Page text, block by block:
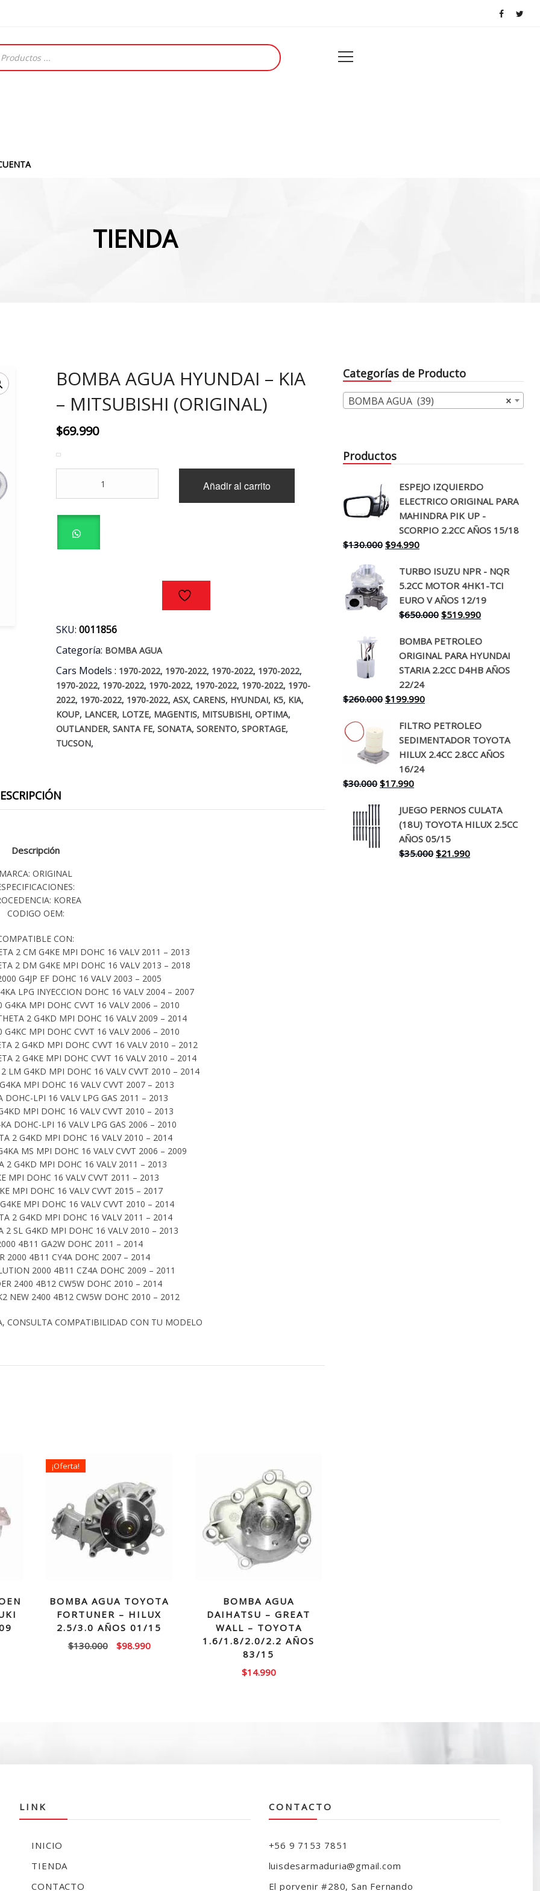
TIENDA
BOMBA AGUA HYUNDAI – KIA
– MITSUBISHI (ORIGINAL)
$69.990
HYUNDAI
-
MITSUBISHI
Añadir al carrito
SKU:0011856
Categoría: BOMBA AGUA
Cars Models : 1970-2022, 1970-2022, 1970-2022, 1970-2022,
1970-2022, 1970-2022, 1970-2022, 1970-2022, 1970-2022, 1970-
2022, 1970-2022, 1970-2022,ASX,CARENS, HYUNDAI, K5, KIA,
KOUP, LANCER, LOTZE, MAGENTIS, MITSUBISHI,OPTIMA,
OUTLANDER,SANTA FE,SONATA,SORENTO,SPORTAGE,
TUCSON,
Descripción
ORIGINAL
KOREA
CODIGO OEM:
CON:
2 CM G4KE MPI DOHC 16 VALV 2011 – 2013
2 DM G4KE MPI DOHC 16 VALV 2013 – 2018
G4JP EF DOHC 16 VALV 2003 – 2005
LPG INYECCION DOHC 16 VALV 2004 – 2007
MPI DOHC CVVT 16 VALV 2006 – 2010
2 G4KD MPI DOHC 16 VALV 2009 – 2014
MPI DOHC CVVT 16 VALV 2006 – 2010
2 G4KD MPI DOHC CVVT 16 VALV 2010 – 2012
2 G4KE MPI DOHC CVVT 16 VALV 2010 – 2014
LM G4KD MPI DOHC 16 VALV CVVT 2010 – 2014
MPI DOHC 16 VALV CVVT 2007 – 2013
DOHC-LPI 16 VALV LPG GAS 2011 – 2013
MPI DOHC 16 VALV CVVT 2010 – 2013
DOHC-LPI 16 VALV LPG GAS 2006 – 2010
2 G4KD MPI DOHC 16 VALV 2010 – 2014
MS MPI DOHC 16 VALV CVVT 2006 – 2009
2 G4KD MPI DOHC 16 VALV 2011 – 2013
MPI DOHC 16 VALV CVVT 2011 – 2013
MPI DOHC 16 VALV CVVT 2015 – 2017
MPI DOHC 16 VALV CVVT 2010 – 2014
2 G4KD MPI DOHC 16 VALV 2011 – 2014
2 SL G4KD MPI DOHC 16 VALV 2010 – 2013
4B11 GA2W DOHC 2011 – 2014
2000 4B11 CY4A DOHC 2007 – 2014
2000 4B11 CZ4A DOHC 2009 – 2011
2400 4B12 CW5W DOHC 2010 – 2014
NEW 2400 4B12 CW5W DOHC 2010 – 2012
CONSULTA COMPATIBILIDAD CON TU MODELO
¡Oferta!
BOMBA AGUA TOYOTA
FORTUNER – HILUX
2.5/3.0 AÑOS 01/15
$130.000
El
$98.990El
BOMBA AGUA
DAIHATSU – GREAT
WALL – TOYOTA
1.6/1.8/2.0/2.2 AÑOS
83/15
$14.990
Categorías de Producto
×
BOMBA AGUA (39)
Productos
ESPEJO IZQUIERDO
ELECTRICO ORIGINAL PARA
MAHINDRA PIK UP -
SCORPIO 2.2CC AÑOS 15/18
$130.000 El
original
era:
$130.000.
$94.990El
actual
es:
$94.990.
TURBO ISUZU NPR - NQR
5.2CC MOTOR 4HK1-TCI
EURO V AÑOS 12/19
$650.000 El
original
era:
$650.000.
$519.990El
actual
es:
$519.990.
BOMBA PETROLEO
ORIGINAL PARA HYUNDAI
STARIA 2.2CC D4HB AÑOS
22/24
$260.000 El
original
era:
$260.000.
$199.990El
actual
es:
$199.990.
FILTRO PETROLEO
SEDIMENTADOR TOYOTA
HILUX 2.4CC 2.8CC AÑOS
16/24
$30.000 El
original
era:
$30.000.
$17.990El
actual
es:
$17.990.
JUEGO PERNOS CULATA
(18U) TOYOTA HILUX 2.5CC
AÑOS 05/15
$35.000 El
$21.990El
LINK
INICIO
TIENDA
CONTACTO
CONTACTO
+56 9 7153 7851
luisdesarmaduria@gmail.com
El porvenir #280, San Fernando